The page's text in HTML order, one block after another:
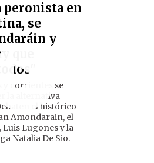
peronista en
se
y
que
y corrientes se
la alternativa
el histórico
Amondarain, el
Luis Lugones y la
Natalia De Sio.